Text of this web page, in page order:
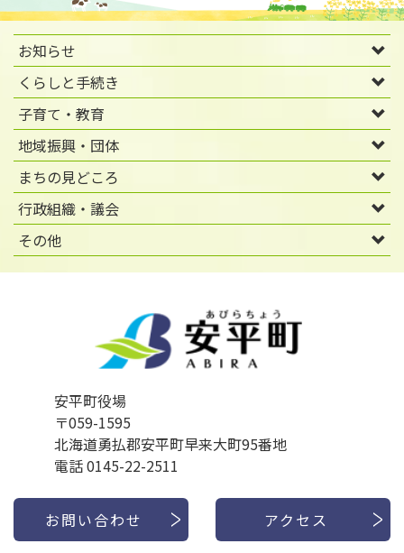
お知らせ
くらしと手続き
子育て・教育
地域振興・団体
まちの見どころ
行政組織・議会
その他
安平町役場
〒059-1595
北海道勇払郡安平町早来大町95番地
電話 0145-22-2511
お問い合わせ アクセス